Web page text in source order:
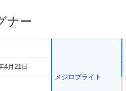
ナー
4月21日
メジロブライト